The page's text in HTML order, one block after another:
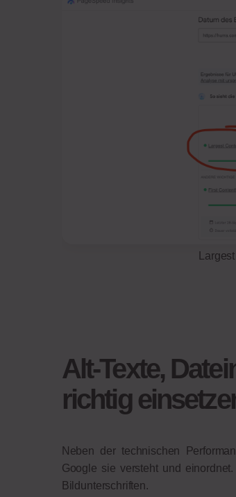
Alt-Texte,
richtig
Neben der technischen
Google sie versteht und
Bildunterschriften.